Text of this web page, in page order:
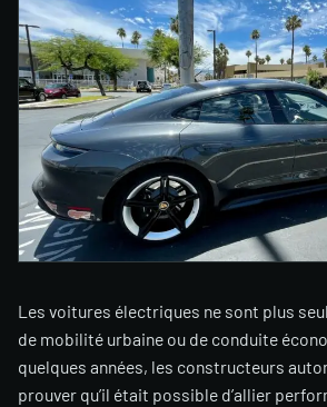
Les voitures électriques ne sont plus
de mobilité urbaine ou de conduite
quelques années, les constructeurs
prouver qu’il était possible d’allier